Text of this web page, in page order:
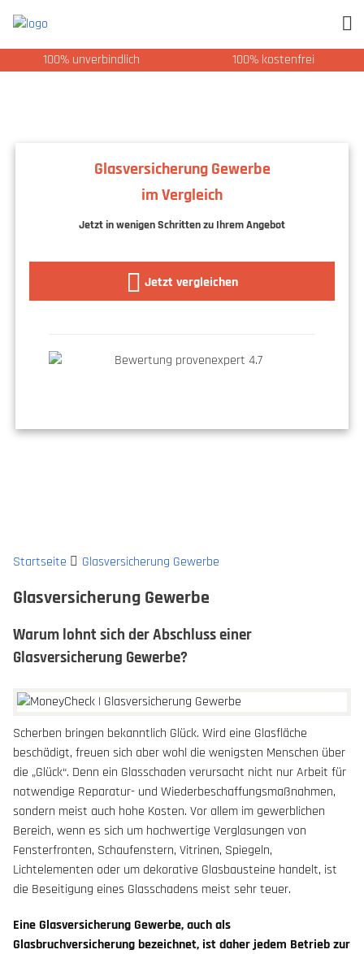
100% unverbindlich 100% kostenfrei
Glasversicherung Gewerbe
im Vergleich
Jetzt in wenigen Schritten zu Ihrem Angebot
Jetzt vergleichen
Startseite Glasversicherung Gewerbe
Glasversicherung Gewerbe
Warum lohnt sich der Abschluss einer
Glasversicherung Gewerbe?
Scherben bringen bekanntlich Glück. Wird eine Glasfläche
beschädigt, freuen sich aber wohl die wenigsten Menschen über
die „Glück“. Denn ein Glasschaden verursacht nicht nur Arbeit für
notwendige Reparatur- und Wiederbeschaffungsmaßnahmen,
sondern meist auch hohe Kosten. Vor allem im gewerblichen
Bereich, wenn es sich um hochwertige Verglasungen von
Fensterfronten, Schaufenstern, Vitrinen, Spiegeln,
Lichtelementen oder um dekorative Glasbausteine handelt, ist
die Beseitigung eines Glasschadens meist sehr teuer.
Eine Glasversicherung Gewerbe, auch als
Glasbruchversicherung bezeichnet, ist daher jedem Betrieb zur